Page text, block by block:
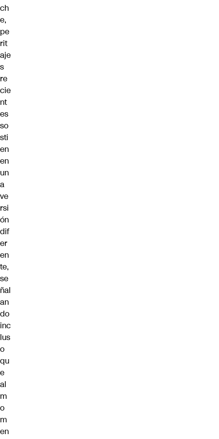
ch
e,
pe
rit
aje
s
re
cie
nt
es
so
sti
en
en
un
a
ve
rsi
ón
dif
er
en
te,
se
ñal
an
do
inc
lus
o
qu
e
al
m
o
m
en